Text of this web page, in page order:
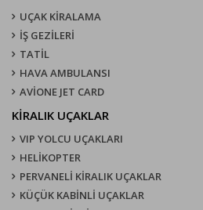
UÇAK KIRALAMA
İŞ GEZİLERİ
TATİL
HAVA AMBULANSI
AVİONE JET CARD
KIRALIK UÇAKLAR
VIP YOLCU UÇAKLARI
HELİKOPTER
PERVANELİ KİRALIK UÇAKLAR
KÜÇÜK KABİNLİ UÇAKLAR